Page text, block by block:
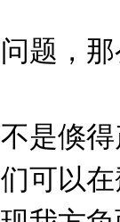
题，
是倏
可以